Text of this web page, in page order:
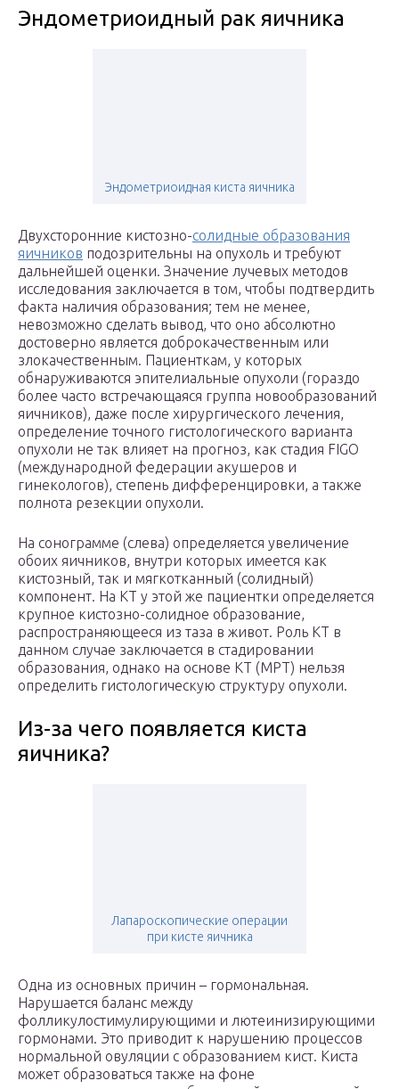
Эндометриоидный рак яичника
Эндометриоидная киста яичника
Двухсторонние кистозно-солидные образования
яичников подозрительны на опухоль и требуют
дальнейшей оценки. Значение лучевых методов
исследования заключается в том, чтобы подтвердить
факта наличия образования; тем не менее,
невозможно сделать вывод, что оно абсолютно
достоверно является доброкачественным или
злокачественным. Пациенткам, у которых
обнаруживаются эпителиальные опухоли (гораздо
более часто встречающаяся группа новообразований
яичников), даже после хирургического лечения,
определение точного гистологического варианта
опухоли не так влияет на прогноз, как стадия FIGO
(международной федерации акушеров и
гинекологов), степень дифференцировки, а также
полнота резекции опухоли.
На сонограмме (слева) определяется увеличение
обоих яичников, внутри которых имеется как
кистозный, так и мягкотканный (солидный)
компонент. На КТ у этой же пациентки определяется
крупное кистозно-солидное образование,
распространяющееся из таза в живот. Роль КТ в
данном случае заключается в стадировании
образования, однако на основе КТ (МРТ) нельзя
определить гистологическую структуру опухоли.
Из-за чего появляется киста
яичника?
Лапароскопические операции
при кисте яичника
Одна из основных причин – гормональная.
Нарушается баланс между
фолликулостимулирующими и лютеинизирующими
гормонами. Это приводит к нарушению процессов
нормальной овуляции с образованием кист. Киста
может образоваться также на фоне